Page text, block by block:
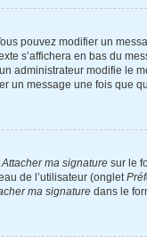
pouvez modifier un
s’affichera en bas du
administrateur modifie le
un message une fois que
Attacher ma signature sur le
de l’utilisateur (onglet
ma signature dans le